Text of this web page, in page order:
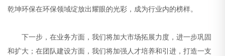
乾坤环保在环保领域绽放出耀眼的光彩，成为行业内的榜样。
下一步，在业务方面，我们将加大市场拓展力度，进一步巩固
和扩大；在团队建设方面，我们将加强人才培养和引进，打造一支